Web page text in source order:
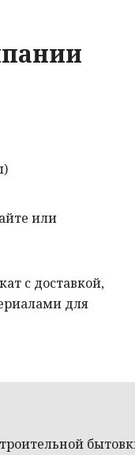
или
с доставкой,
для